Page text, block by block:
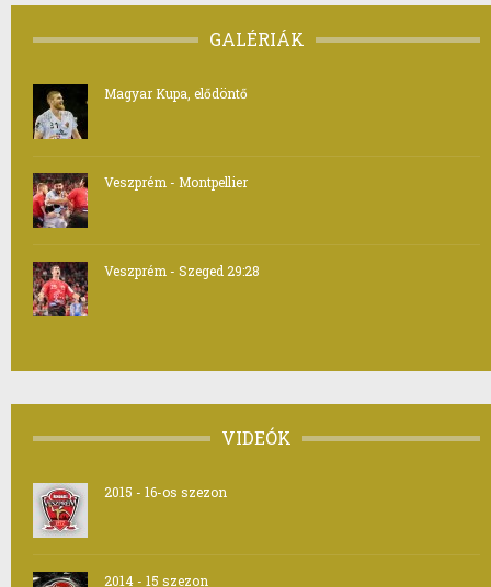
GALÉRIÁK
Magyar Kupa, elődöntő
Veszprém - Montpellier
Veszprém - Szeged 29:28
VIDEÓK
2015 - 16-os szezon
2014 - 15 szezon